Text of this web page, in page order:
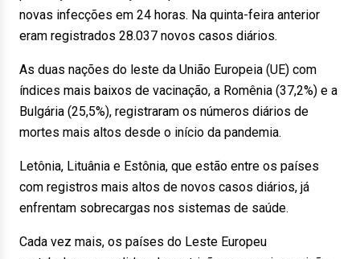
novas infecções em 24 horas. Na quinta-feira anterior
eram registrados 28.037 novos casos diários.
As duas nações do leste da União Europeia (UE) com
índices mais baixos de vacinação, a Romênia (37,2%) e a
Bulgária (25,5%), registraram os números diários de
mortes mais altos desde o início da pandemia.
Letônia, Lituânia e Estônia, que estão entre os países
com registros mais altos de novos casos diários, já
enfrentam sobrecargas nos sistemas de saúde.
Cada vez mais, os países do Leste Europeu